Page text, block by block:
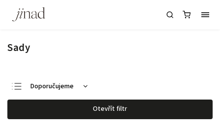
Sady
Doporučujeme
Nejlevnější
Nejdražší
Otevřít filtr